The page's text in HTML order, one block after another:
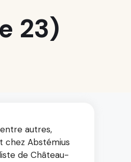
23)
autres,
chez Abstémius
de Château-